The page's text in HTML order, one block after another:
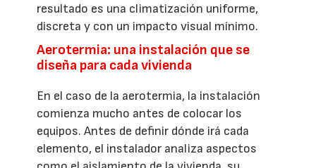
resultado es una climatización uniforme,
discreta y con un impacto visual mínimo.
Aerotermia: una instalación que se
diseña para cada vivienda
En el caso de la aerotermia, la instalación
comienza mucho antes de colocar los
equipos. Antes de definir dónde irá cada
elemento, el instalador analiza aspectos